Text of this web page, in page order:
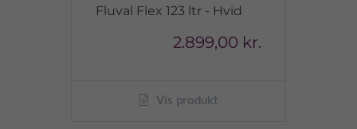
Fluval Flex 123 ltr - Hvid
2.899,00 kr.
Vis produkt